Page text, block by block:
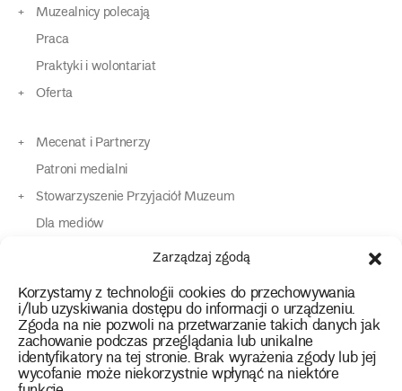
Zarządzaj zgodą
Korzystamy z technologii cookies do przechowywania
i/lub uzyskiwania dostępu do informacji o urządzeniu.
Zgoda na nie pozwoli na przetwarzanie takich danych jak
zachowanie podczas przeglądania lub unikalne
identyfikatory na tej stronie. Brak wyrażenia zgody lub jej
wycofanie może niekorzystnie wpłynąć na niektóre
Muzealnicy polecają
Praca
Praktyki i wolontariat
Oferta
Mecenat i Partnerzy
Patroni medialni
Stowarzyszenie Przyjaciół Muzeum
Dla mediów
Dla osób o specjalnych potrzebach
Kontakt
instagram
twitterfacebookyoutube
tiktok